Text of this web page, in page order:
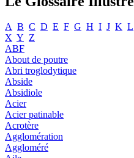
A B C D E F G H I J K L
X Y Z
ABF
About de poutre
Abri troglodytique
Abside
Absidiole
Acier
Acier patinable
Acrotère
Agglomération
Aggloméré